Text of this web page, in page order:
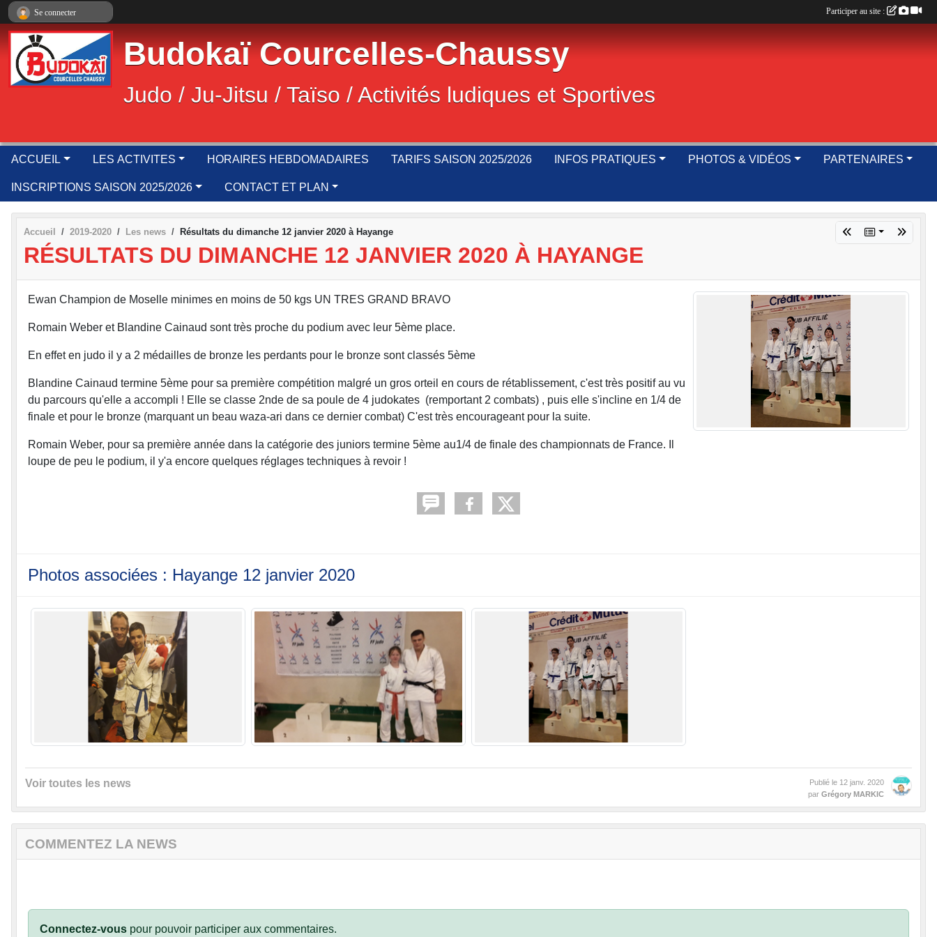
Budokaï Courcelles-Chaussy
Judo / Ju-Jitsu / Taïso / Activités ludiques et Sportives
ACCUEIL LES ACTIVITES HORAIRES HEBDOMADAIRES TARIFS SAISON 2025/2026 INFOS PRATIQUES PHOTOS & VIDÉOS PARTENAIRES
INSCRIPTIONS SAISON 2025/2026 CONTACT ET PLAN
Accueil 2019-2020 Les news Résultats du dimanche 12 janvier 2020 à Hayange
RÉSULTATS DU DIMANCHE 12 JANVIER 2020 À HAYANGE
Ewan Champion de Moselle minimes en moins de 50 kgs UN TRES GRAND BRAVO
Romain Weber et Blandine Cainaud sont très proche du podium avec leur 5ème place.
En effet en judo il y a 2 médailles de bronze les perdants pour le bronze sont classés 5ème
Blandine Cainaud termine 5ème pour sa première compétition malgré un gros orteil en cours de rétablissement, c'est très positif au vu
du parcours qu'elle a accompli ! Elle se classe 2nde de sa poule de 4 judokates (remportant 2 combats) , puis elle s'incline en 1/4 de
finale et pour le bronze (marquant un beau waza-ari dans ce dernier combat) C'est très encourageant pour la suite.
Romain Weber, pour sa première année dans la catégorie des juniors termine 5ème au1/4 de finale des championnats de France. Il
loupe de peu le podium, il y'a encore quelques réglages techniques à revoir !
Photos associées : Hayange 12 janvier 2020
Voir toutes les news Publié le 12 janv. 2020
par Grégory MARKIC
COMMENTEZ LA NEWS
Connectez-vous pour pouvoir participer aux commentaires.
Se connecter Participer au site :
Panneau de gestion des cookies